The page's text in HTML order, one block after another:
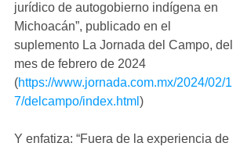
jurídico de autogobierno indígena en
Michoacán”, publicado en el
suplemento La Jornada del Campo, del
mes de febrero de 2024
(https://www.jornada.com.mx/2024/02/1
7/delcampo/index.html )
Y enfatiza: “Fuera de la experiencia de